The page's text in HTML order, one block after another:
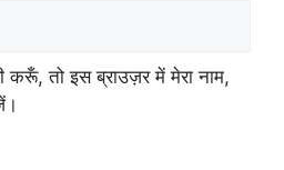
करूँ, तो इस ब्राउज़र में मेरा नाम,